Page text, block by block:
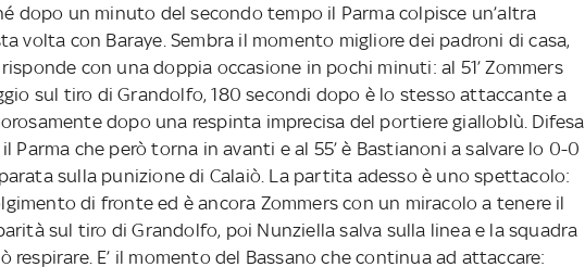
dopo un minuto del secondo tempo il Parma colpisce un’altra
volta con Baraye. Sembra il momento migliore dei padroni di casa,
con una doppia occasione in pochi minuti: al 51’ Zommers
sul tiro di Grandolfo, 180 secondi dopo è lo stesso attaccante a
dopo una respinta imprecisa del portiere gialloblù. Difesa
Parma che però torna in avanti e al 55’ è Bastianoni a salvare lo 0-0
sulla punizione di Calaiò. La partita adesso è uno spettacolo:
di fronte ed è ancora Zommers con un miracolo a tenere il
sul tiro di Grandolfo, poi Nunziella salva sulla linea e la squadra
respirare. E’ il momento del Bassano che continua ad attaccare: